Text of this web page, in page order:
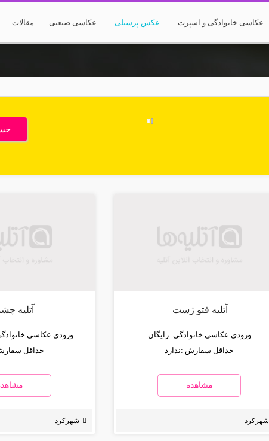
عکاسی خانوادگی و اسپرت عکس پرسنلی عکاسی صنعتی مقالات
آتلیه فتو ژست
ورودی عکاسی خانوادگی :رایگان
حداقل سفارش :ندارد
مشاهده
شهرکرد
آتلیه
ورودی عکاسی
حداقل
شهرکرد